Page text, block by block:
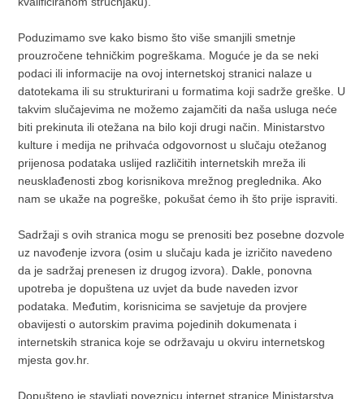
Poduzimamo sve kako bismo što više smanjili smetnje
prouzročene tehničkim pogreškama. Moguće je da se neki
podaci ili informacije na ovoj internetskoj stranici nalaze u
datotekama ili su strukturirani u formatima koji sadrže greške. U
takvim slučajevima ne možemo zajamčiti da naša usluga neće
biti prekinuta ili otežana na bilo koji drugi način. Ministarstvo
kulture i medija ne prihvaća odgovornost u slučaju otežanog
prijenosa podataka uslijed različitih internetskih mreža ili
neusklađenosti zbog korisnikova mrežnog preglednika. Ako
nam se ukaže na pogreške, pokušat ćemo ih što prije ispraviti.
Sadržaji s ovih stranica mogu se prenositi bez posebne dozvole
uz navođenje izvora (osim u slučaju kada je izričito navedeno
da je sadržaj prenesen iz drugog izvora). Dakle, ponovna
upotreba je dopuštena uz uvjet da bude naveden izvor
podataka. Međutim, korisnicima se savjetuje da provjere
obavijesti o autorskim pravima pojedinih dokumenata i
internetskih stranica koje se održavaju u okviru internetskog
mjesta gov.hr.
Dopušteno je stavljati poveznicu internet stranice Ministarstva